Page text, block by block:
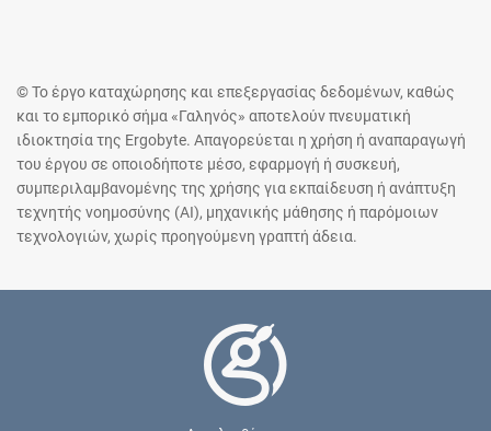
© Το έργο καταχώρησης και επεξεργασίας δεδομένων, καθώς
και το εμπορικό σήμα «Γαληνός» αποτελούν πνευματική
ιδιοκτησία της Ergobyte. Απαγορεύεται η χρήση ή αναπαραγωγή
του έργου σε οποιοδήποτε μέσο, εφαρμογή ή συσκευή,
συμπεριλαμβανομένης της χρήσης για εκπαίδευση ή ανάπτυξη
τεχνητής νοημοσύνης (AI), μηχανικής μάθησης ή παρόμοιων
τεχνολογιών, χωρίς προηγούμενη γραπτή άδεια.